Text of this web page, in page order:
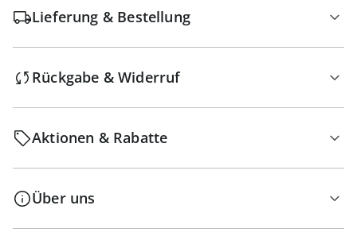
Lieferung & Bestellung
Rückgabe & Widerruf
Aktionen & Rabatte
Über uns